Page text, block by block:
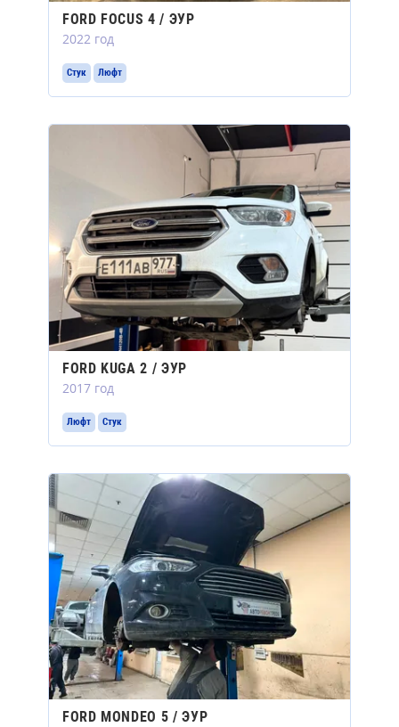
FORD FOCUS 4 / ЭУР
2022 год
Стук Люфт
FORD KUGA 2 / ЭУР
2017 год
Люфт Стук
FORD MONDEO 5 / ЭУР